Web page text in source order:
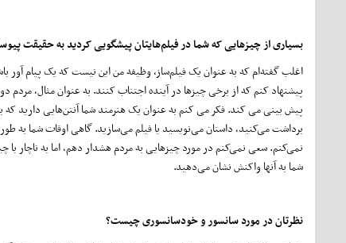
بسیاری از چیزهایی که شما در فیلم‌هایتان پیشگویی کردید به حقیقت
اغلب گفته‌ام که به عنوان یک فیلم‌ساز، وظیفه من این نیست که یک پیام
پیشنهاد کنم که از برخی چیزها در آینده اجتناب کنند. به عنوان مثال،
پیش بینی می کند. فکر می کنم به عنوان یک هنرمند شما آنتن‌هایی دارید
برداشت می‌کنید، داستان می‌نویسید یا فیلم می‌سازید. گاهی اوقات شما به
نمی‌کنم. سعی نمی‌کنم در مورد چیزهایی به مردم هشدار دهم، اما به ناچار با
شما به آنها واکنش نشان می‌دهید.
نظرتان در مورد سانسور و خودسانسوری چیست؟